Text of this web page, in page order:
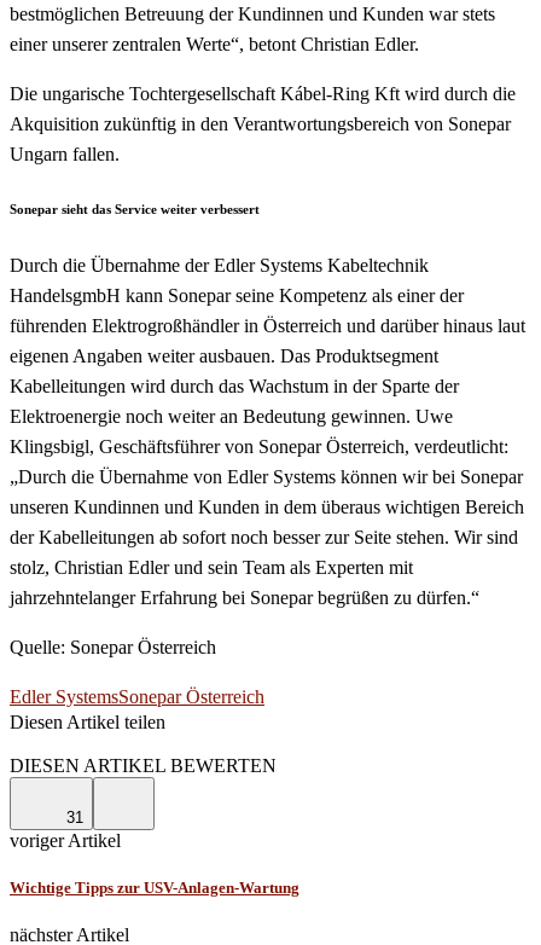
bestmöglichen Betreuung der Kundinnen und Kunden war stets
einer unserer zentralen Werte“, betont Christian Edler.
Die ungarische Tochtergesellschaft Kábel-Ring Kft wird durch die
Akquisition zukünftig in den Verantwortungsbereich von Sonepar
Ungarn fallen.
Sonepar sieht das Service weiter verbessert
Durch die Übernahme der Edler Systems Kabeltechnik
HandelsgmbH kann Sonepar seine Kompetenz als einer der
führenden Elektrogroßhändler in Österreich und darüber hinaus laut
eigenen Angaben weiter ausbauen. Das Produktsegment
Kabelleitungen wird durch das Wachstum in der Sparte der
Elektroenergie noch weiter an Bedeutung gewinnen. Uwe
Klingsbigl, Geschäftsführer von Sonepar Österreich, verdeutlicht:
„Durch die Übernahme von Edler Systems können wir bei Sonepar
unseren Kundinnen und Kunden in dem überaus wichtigen Bereich
der Kabelleitungen ab sofort noch besser zur Seite stehen. Wir sind
stolz, Christian Edler und sein Team als Experten mit
jahrzehntelanger Erfahrung bei Sonepar begrüßen zu dürfen.“
Quelle: Sonepar Österreich
Edler SystemsSonepar Österreich
Diesen Artikel teilen
DIESEN ARTIKEL BEWERTEN
31
voriger Artikel
Wichtige Tipps zur USV-Anlagen-Wartung
nächster Artikel